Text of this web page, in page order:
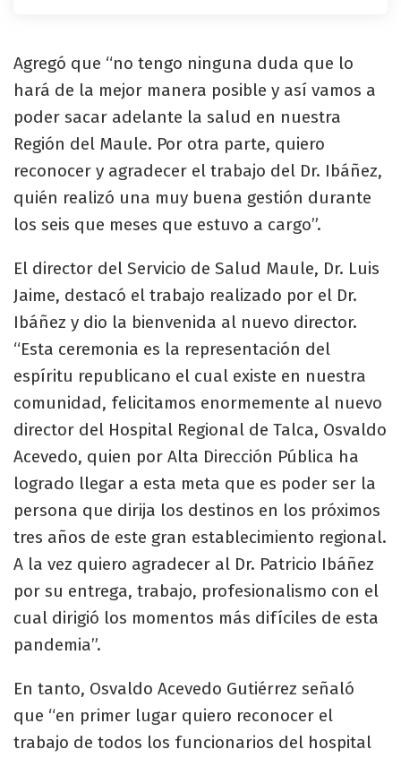
Agregó que “no tengo ninguna duda que lo
hará de la mejor manera posible y así vamos a
poder sacar adelante la salud en nuestra
Región del Maule. Por otra parte, quiero
reconocer y agradecer el trabajo del Dr. Ibáñez,
quién realizó una muy buena gestión durante
los seis que meses que estuvo a cargo”.
El director del Servicio de Salud Maule, Dr. Luis
Jaime, destacó el trabajo realizado por el Dr.
Ibáñez y dio la bienvenida al nuevo director.
“Esta ceremonia es la representación del
espíritu republicano el cual existe en nuestra
comunidad, felicitamos enormemente al nuevo
director del Hospital Regional de Talca, Osvaldo
Acevedo, quien por Alta Dirección Pública ha
logrado llegar a esta meta que es poder ser la
persona que dirija los destinos en los próximos
tres años de este gran establecimiento regional.
A la vez quiero agradecer al Dr. Patricio Ibáñez
por su entrega, trabajo, profesionalismo con el
cual dirigió los momentos más difíciles de esta
pandemia”.
En tanto, Osvaldo Acevedo Gutiérrez señaló
que “en primer lugar quiero reconocer el
trabajo de todos los funcionarios del hospital